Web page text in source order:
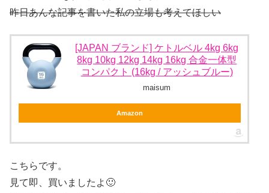
昨日あんな記事を書いた私の立場も考えてほしい
[JAPAN ブランド] ケトルベル 4kg 6kg
8kg 10kg 12kg 14kg 16kg 合金一体型
コンパクト (16kg / アッシュブルー)
maisum
Amazon
こちらです。
見て即、買いましたよ🙂